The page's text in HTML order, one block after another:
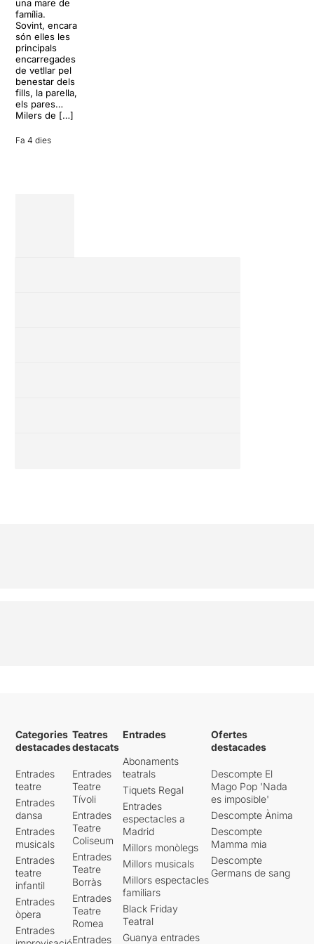
una mare de
família.
Sovint, encara
són elles les
principals
encarregades
de vetllar pel
benestar dels
fills, la parella,
els pares…
Milers de […]
Fa 4 dies
Categories
destacades
Entrades
teatre
Entrades
dansa
Entrades
musicals
Entrades
teatre
infantil
Entrades
òpera
Entrades
Teatres
destacats
Entrades
Teatre
Tívoli
Entrades
Teatre
Coliseum
Entrades
Teatre
Borràs
Entrades
Teatre
Romea
Entrades
Entrades
Abonaments
teatrals
Tiquets Regal
Entrades
espectacles a
Madrid
Millors monòlegs
Millors musicals
Millors espectacles
familiars
Black Friday
Teatral
Guanya entrades
Ofertes
destacades
Descompte El
Mago Pop 'Nada
es imposible'
Descompte Ànima
Descompte
Mamma mia
Descompte
Germans de sang